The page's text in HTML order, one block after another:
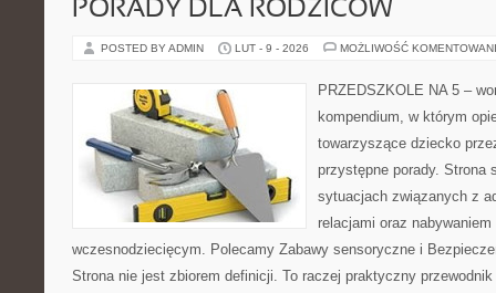
PORADY DLA RODZICÓW
POSTED BY ADMIN LUT - 9 - 2026 MOŻLIWOŚĆ
PRZEDSZKOLE NA 5 –
kompendium, w którym
towarzyszące dziecko
przystępne porady. Strona
sytuacjach związanych z
relacjami oraz
wczesnodziecięcym. Polecamy Zabawy sensoryczne i
Strona nie jest zbiorem definicji. To raczej praktyczny